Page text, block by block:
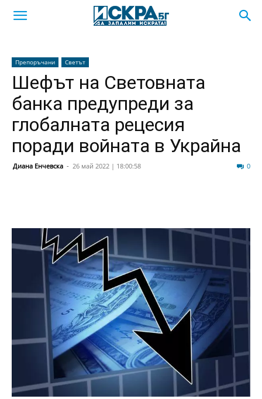
Препоръчани Светът
Шефът на Световната
банка предупреди за
глобалната рецесия
поради войната в Украйна
Диана Енчевска - 26 май 2022 | 18:00:58 0